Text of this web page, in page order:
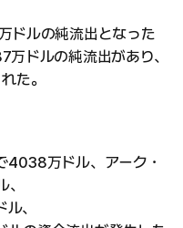
ドルの純流出となった
ドルの純流出があり、
た。
4038万ドル、アーク・
、